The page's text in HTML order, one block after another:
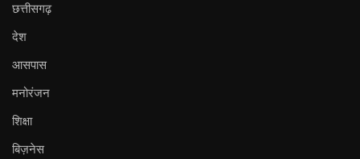
छत्तीसगढ़
देश
आसपास
मनोरंजन
शिक्षा
बिज़नेस